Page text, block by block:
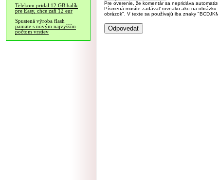
Telekom pridal 12 GB balík
pre Easy, chce zaň 12 eur
Spustená výroba flash
pamäte s novým najvyšším
počtom vrstiev
Pre overenie, že komentár sa nepridáva
Písmená musíte zadávať rovnako ako na
obrázok". V texte sa používajú iba znaky